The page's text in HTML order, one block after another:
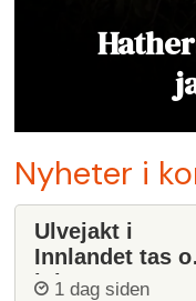
Nyheter i
Ulvejakt i
Innlandet tas
igjen
1 dag siden